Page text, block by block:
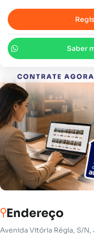
Saber
Endereço
Avenida Vitória Régia, S/